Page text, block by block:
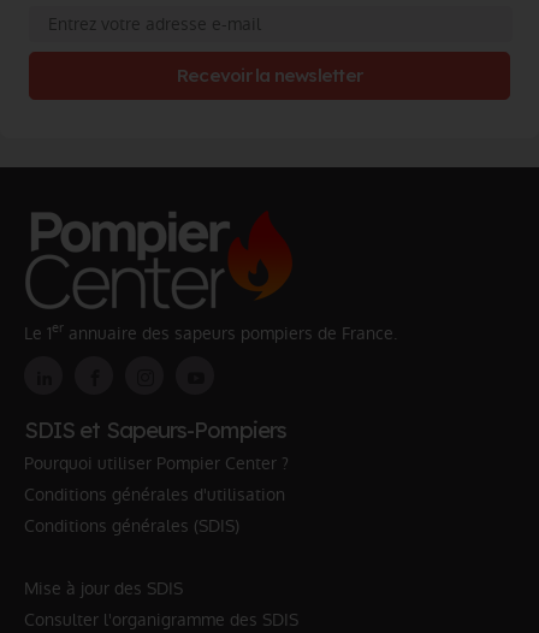
Recevoir la newsletter
Le 1er annuaire des sapeurs pompiers de France.
SDIS et Sapeurs-Pompiers
Pourquoi utiliser Pompier Center ?
Conditions générales d'utilisation
Conditions générales (SDIS)
Mise à jour des SDIS
Consulter l'organigramme des SDIS